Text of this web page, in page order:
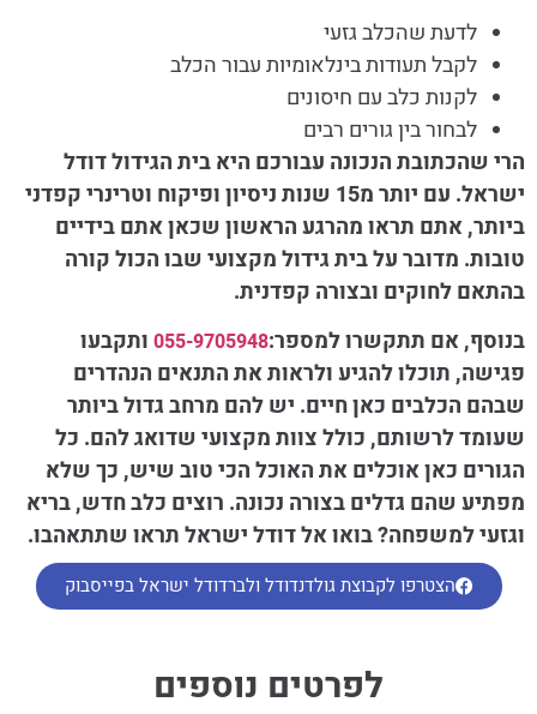
לדעת שהכלב גזעי
לקבל תעודות בינלאומיות עבור הכלב
לקנות כלב עם חיסונים
לבחור בין גורים רבים
הרי שהכתובת הנכונה עבורכם היא בית הגידול דודל
ישראל. עם יותר מ15 שנות ניסיון ופיקוח וטרינרי קפדני
ביותר, אתם תראו מהרגע הראשון שכאן אתם בידיים
טובות. מדובר על בית גידול מקצועי שבו הכול קורה
בהתאם לחוקים ובצורה קפדנית.
בנוסף, אם תתקשרו למספר:055-9705948 ותקבעו
פגישה, תוכלו להגיע ולראות את התנאים הנהדרים
שבהם הכלבים כאן חיים. יש להם מרחב גדול ביותר
שעומד לרשותם, כולל צוות מקצועי שדואג להם. כל
הגורים כאן אוכלים את האוכל הכי טוב שיש, כך שלא
מפתיע שהם גדלים בצורה נכונה. רוצים כלב חדש, בריא
וגזעי למשפחה? בואו אל דודל ישראל תראו שתתאהבו.
הצטרפו לקבוצת גולדנדודל ולברדודל ישראל בפייסבוק
לפרטים נוספים